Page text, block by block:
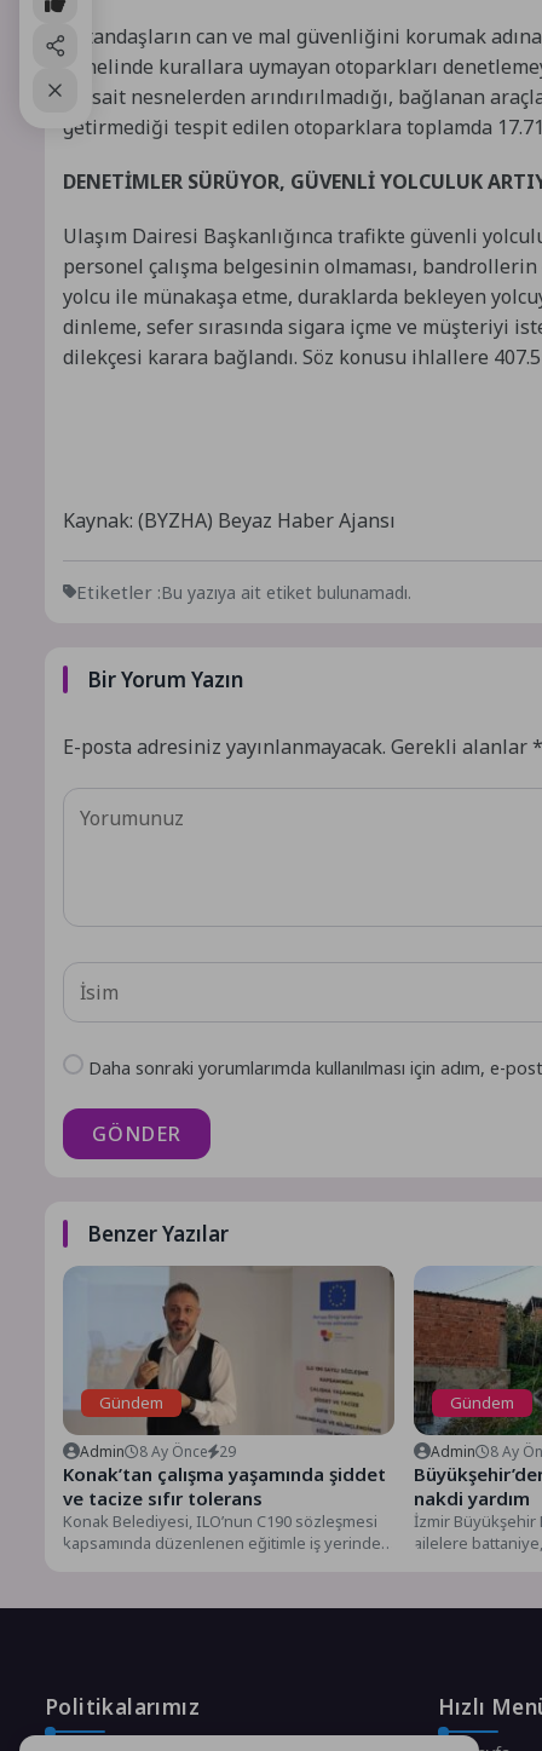
Vatandaşların can ve mal güvenliğini korumak
genelinde kurallara uymayan otoparkları
müsait nesnelerden arındırılmadığı, bağlanan
getirmediği tespit edilen otoparklara toplamda
DENETİMLER SÜRÜYOR, GÜVENLİ YOLCULUK
Ulaşım Dairesi Başkanlığınca trafikte güvenli
personel çalışma belgesinin olmaması,
yolcu ile münakaşa etme, duraklarda bekleyen
dinleme, sefer sırasında sigara içme ve müşteriyi
dilekçesi karara bağlandı. Söz konusu ihlallere
Kaynak: (BYZHA) Beyaz Haber Ajansı
Etiketler :Bu yazıya ait etiket bulunamadı.
Bir Yorum Yazın
E-posta adresiniz yayınlanmayacak. Gerekli alanlar*
Daha sonraki yorumlarımda kullanılması için adım, e-
GÖNDER
Benzer Yazılar
Gündem
Admin 8 Ay Önce 29
Konak’tan çalışma yaşamında şiddet
ve tacize sıfır tolerans
Konak Belediyesi, ILO’nun C190 sözleşmesi
kapsamında düzenlenen eğitimle iş yerinde
Gündem
Admin 8 Ay
nakdi yardım
İzmir Büyükşehir
ailelere
Politikalarımız Hızlı